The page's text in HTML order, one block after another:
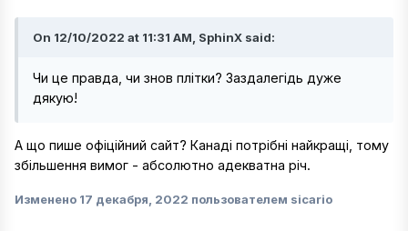
On 12/10/2022 at 11:31 AM, SphinX said:
Чи це правда, чи знов плітки? Заздалегідь дуже
дякую!
А що пише офіційний сайт? Канаді потрібні найкращі, тому
збільшення вимог - абсолютно адекватна річ.
Изменено 17 декабря, 2022 пользователем sicario